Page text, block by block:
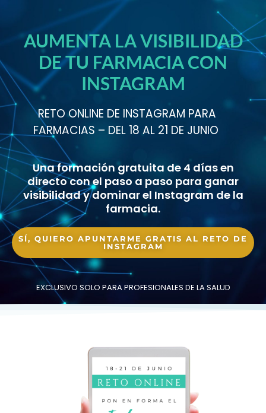
AUMENTA LA VISIBILIDAD
DE TU FARMACIA CON
INSTAGRAM
RETO ONLINE DE INSTAGRAM PARA
FARMACIAS – DEL 18 AL 21 DE JUNIO
Una formación gratuita de 4 días en
directo con el paso a paso para ganar
visibilidad y dominar el Instagram de la
farmacia.
SÍ, QUIERO APUNTARME GRATIS AL RETO DE
INSTAGRAM
EXCLUSIVO SOLO PARA PROFESIONALES DE LA SALUD